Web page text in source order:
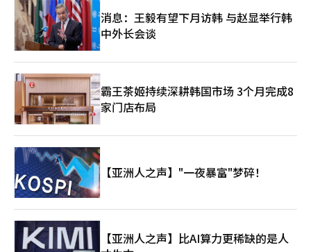
为对美国主导的AI治理的中国版国际平台。美国通过自家主导的AI
供应链联盟“硅谷和平”试图主导AI规范和技术标准，而中国则试
图以全球南方为基础，建立独立的国际规范和合作体系。 中国在
国际规范和技术竞争中也在加速追赶美国。中国AI初创公司
Moonshot于17日发布了针对OpenAI和Anthropic的新大型语言
模型(LLM)“Kimi K3”。业界普遍认为K3的性能已达到与投入大
量资本的美国顶级AI模型竞争的水平。摩根士丹利表示：“Kimi
K3是中国LLM在性能和成本竞争力上迅速追赶美国领先企业的一个
例证。”※ 本报道经人工智能（AI）系统翻译与编辑。
消息：王毅有望下月访韩 与赵显举行韩
中外长会谈
霸王茶姬持续深耕韩国市场 3个月完成8
家门店布局
【亚洲人之声】"一夜暴富"梦碎！
【亚洲人之声】比AI算力更稀缺的是人